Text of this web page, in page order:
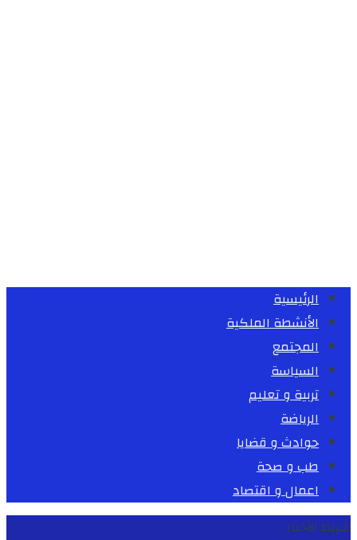
الرئيسية
الأنشطة الملكية
المجتمع
السياسة
تربية و تعليم
الرياضة
حوادث و قضايا
طب و صحة
اعمال و اقتصاد
شريط الأخبار